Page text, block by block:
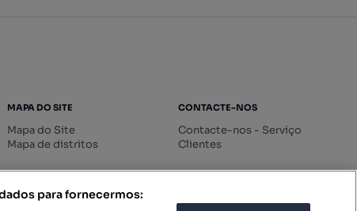
MAPA DO SITE
Mapa do Site
Mapa de distritos
CONTACTE-NOS
Contacte-nos - Serviço
Clientes
para fornecermos: